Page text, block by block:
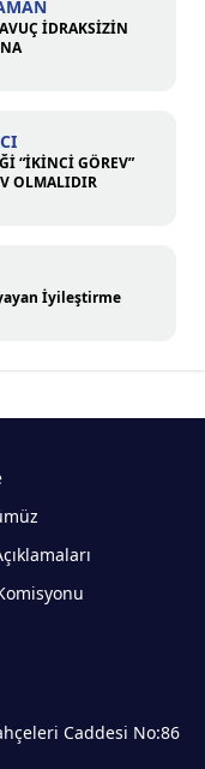
İDRAKSİZİN
“İKİNCİ GÖREV”
OLMALIDIR
İyileştirme
Caddesi No:86